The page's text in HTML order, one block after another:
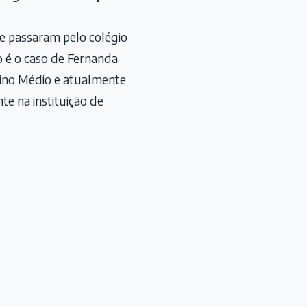
passaram pelo colégio
o caso de Fernanda
Médio e atualmente
na instituição de